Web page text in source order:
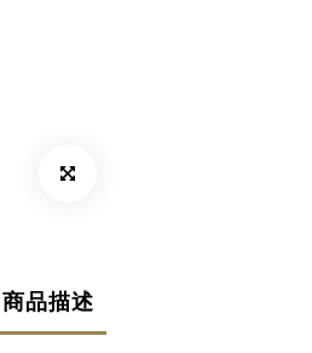
商品描述